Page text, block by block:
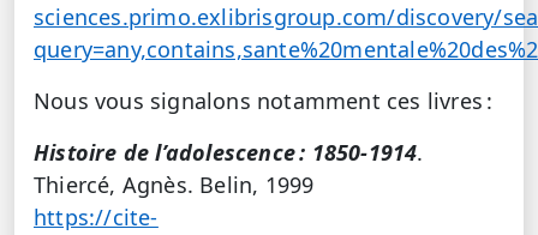
sciences.primo.exlibrisgroup.com/discovery/
Nous vous signalons notamment ces livres :
Histoire de l’adolescence : 1850-1914.
Thiercé, Agnès. Belin, 1999
https://cite-